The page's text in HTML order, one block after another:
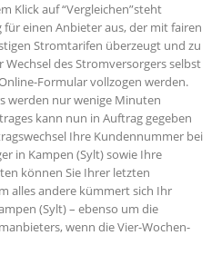
Klick auf “Vergleichen”steht
einen Anbieter aus, der mit fairen
Stromtarifen überzeugt und zu
des Stromversorgers selbst
Formular vollzogen werden.
werden nur wenige Minuten
kann nun in Auftrag gegeben
Ihre Kundennummer bei
in Kampen (Sylt) sowie Ihre
können Sie Ihrer letzten
alles andere kümmert sich Ihr
(Sylt) – ebenso um die
wenn die Vier-Wochen-